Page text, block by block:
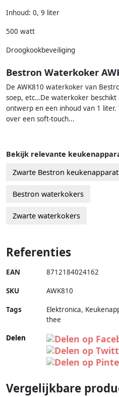
Inhoud: 0, 9 liter
500 watt
Droogkookbeveiliging
Bestron Waterkoker
De AWK810 waterkoker van
soep, etc…De waterkoker
ontwerp en een inhoud van 1
over een soft-touch...
Bekijk relevante
Zwarte Bestron
Bestron waterkokers
Zwarte waterkokers
Referenties
EAN 8712184024162
SKU AWK810
Tags
Elektronica,
thee
Delen
Vergelijkbare